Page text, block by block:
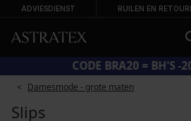
ADVIESDIENST RUILEN EN
CODE BRA20 =
Damesmode - grote maten
Slips